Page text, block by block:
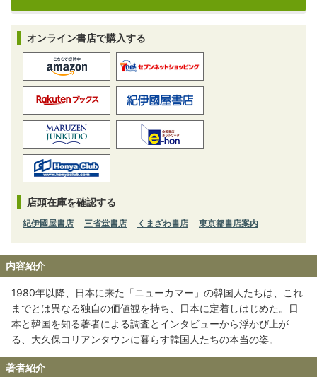
オンライン書店で購入する
店頭在庫を確認する
紀伊國屋書店 三省堂書店 くまざわ書店 東京都書店案内
内容紹介
1980年以降、日本に来た「ニューカマー」の韓国人たちは、これ
までとは異なる独自の価値観を持ち、日本に定着しはじめた。日
本と韓国を知る著者による調査とインタビューから浮かび上が
る、大久保コリアンタウンに暮らす韓国人たちの本当の姿。
著者紹介